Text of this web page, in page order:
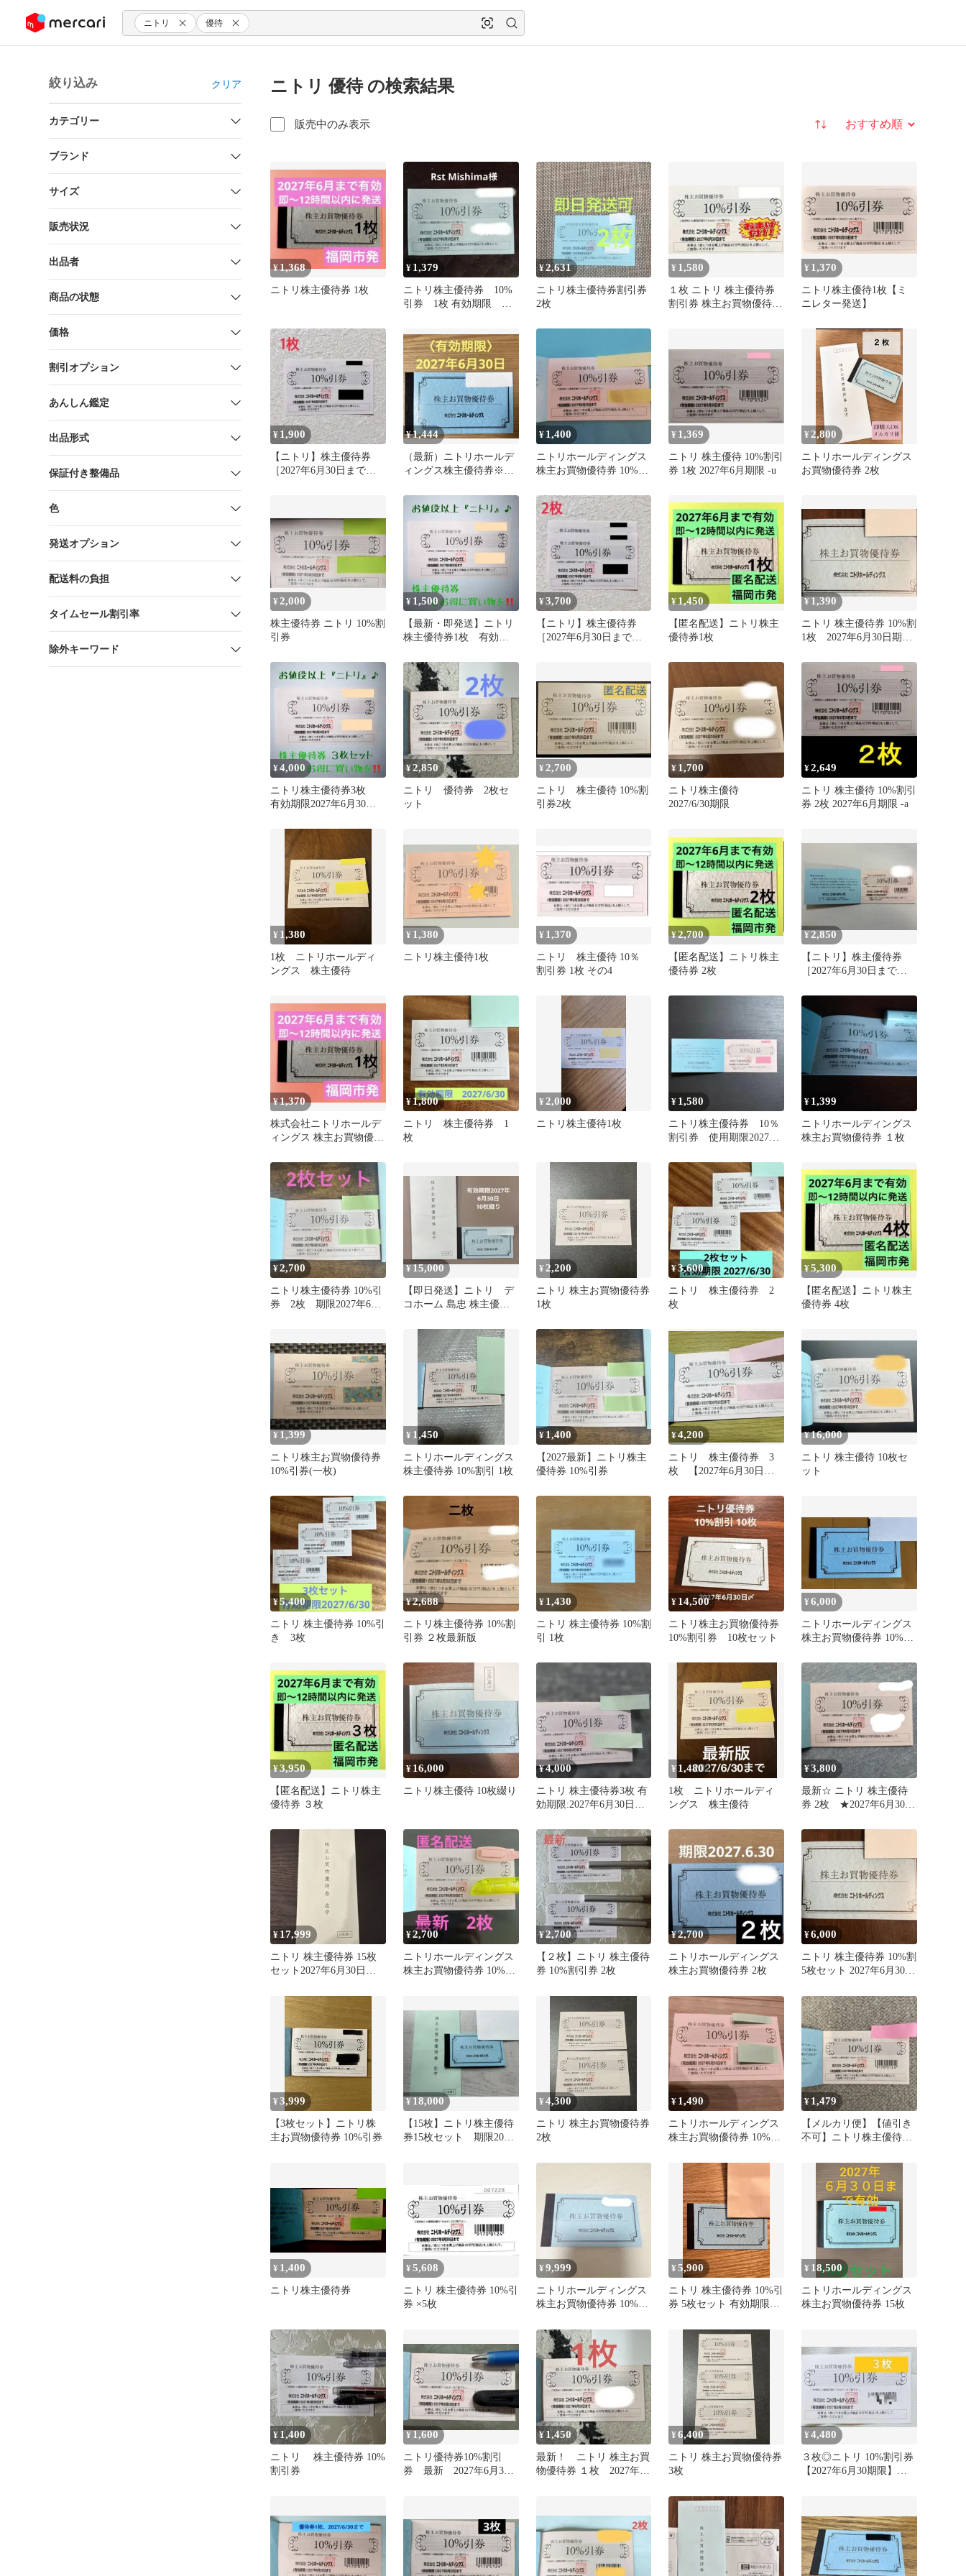
ツにスキップ ニトリ 優待
絞り込み クリア
カテゴリー
ブランド
サイズ
販売状況
出品者
商品の状態
価格
割引オプション
あんしん鑑定
出品形式
保証付き整備品
色
発送オプション
配送料の負担
タイムセール割引率
除外キーワード
ニトリ 優待 の検索結果
販売中のみ表示 並び替え
¥1,368
ニトリ株主優待券 1枚
¥ 1,379
ニトリ株主優待券 10%
引券 1枚 有効期限
¥2,631
ニトリ株主優待券割引券
2枚
¥ 1,580
１枚 ニトリ 株主優待券
割引券 株主お買物優待券
¥ 1,370
ニトリ株主優待1枚【ミ
ニレター発送】
¥ 1,900
【ニトリ】株主優待券
［2027年6月30日まで］1
¥1,444
（最新）ニトリホールデ
ィングス株主優待券※期
¥ 1,400
ニトリホールディングス
株主お買物優待券 10%引
¥ 1,369
ニトリ 株主優待 10%割引
券 1枚 2027年6月期限 -u
¥ 2,800
ニトリホールディングス
お買物優待券 2枚
¥ 2,000
株主優待券 ニトリ 10%割
引券
¥ 1,500
【最新・即発送】ニトリ
株主優待券1枚 有効期
¥3,700
【ニトリ】株主優待券
［2027年6月30日まで］2
¥ 1,450
【匿名配送】ニトリ株主
優待券1枚
¥ 1,390
ニトリ 株主優待券 10%割
1枚 2027年6月30日期限
¥4,000
ニトリ株主優待券3枚
有効期限2027年6月30日
¥2,850
ニトリ 優待券 2枚セ
ット
¥ 2,700
ニトリ 株主優待 10%割
引券2枚
¥ 1,700
ニトリ株主優待
2027/6/30期限
¥2,649
ニトリ 株主優待 10%割引
券 2枚 2027年6月期限 -a
¥ 1,380
1枚 ニトリホールディ
ングス 株主優待
¥ 1,380
ニトリ株主優待1枚
¥ 1,370
ニトリ 株主優待 10％
割引券 1枚 その4
¥2,700
【匿名配送】ニトリ株主
優待券 2枚
¥ 2,850
【ニトリ】株主優待券
［2027年6月30日まで］2
¥1,370
株式会社ニトリホールデ
ィングス 株主お買物優待
¥ 1,800
ニトリ 株主優待券 1
枚
¥ 2,000
ニトリ株主優待1枚
¥ 1,580
ニトリ株主優待券 10％
割引券 使用期限2027年
円
¥ 1,399
ニトリホールディングス
株主お買物優待券 １枚
¥2,700
ニトリ株主優待券 10%引
券 2枚 期限2027年6月
¥15,000
【即日発送】ニトリ デ
コホーム 島忠 株主優待
¥ 2,200
ニトリ 株主お買物優待券
1枚
¥3,600
ニトリ 株主優待券 2
枚
¥5,300
【匿名配送】ニトリ株主
優待券 4枚
¥ 1,399
ニトリ株主お買物優待券
10%引券(一枚)
¥ 1,450
ニトリホールディングス
株主優待券 10%割引 1枚
¥ 1,400
【2027最新】ニトリ株主
優待券 10%引券
¥4,200
ニトリ 株主優待券 3
枚 【2027年6月30日
¥16,000
ニトリ 株主優待 10枚セ
ット
¥5,400
ニトリ 株主優待券 10%引
き 3枚
¥2,688
ニトリ株主優待券 10%割
引券 ２枚最新版
¥ 1,430
ニトリ 株主優待券 10%割
引 1枚
¥ 14,500
ニトリ株主お買物優待券
10%割引券 10枚セット
¥6,000
ニトリホールディングス
株主お買物優待券 10%割
¥3,950
【匿名配送】ニトリ株主
優待券 ３枚
¥ 16,000
ニトリ株主優待 10枚綴り
¥4,000
ニトリ 株主優待券3枚 有
効期限:2027年6月30日ま
¥ 1,480
1枚 ニトリホールディ
ングス 株主優待
¥3,800
最新☆ ニトリ 株主優待
券 2枚 ★2027年6月30日
¥ 17,999
ニトリ 株主優待券 15枚
セット2027年6月30日ま
¥2,700
ニトリホールディングス
株主お買物優待券 10%引
¥2,700
【２枚】ニトリ 株主優待
券 10%割引券 2枚
¥2,700
ニトリホールディングス
株主お買物優待券 2枚
¥6,000
ニトリ 株主優待券 10%割
5枚セット 2027年6月30日
¥3,999
【3枚セット】ニトリ株
主お買物優待券 10%引券
¥ 18,000
【15枚】ニトリ株主優待
券15枚セット 期限2027
¥4,300
ニトリ 株主お買物優待券
2枚
¥ 1,490
ニトリホールディングス
株主お買物優待券 10%引
¥ 1,479
【メルカリ便】【値引き
不可】ニトリ株主優待
¥ 1,400
ニトリ株主優待券
¥5,608
ニトリ 株主優待券 10%引
券 ×5枚
¥9,999
ニトリホールディングス
株主お買物優待券 10%割
¥5,900
ニトリ 株主優待券 10%引
券 5枚セット 有効期限
¥ 18,500
ニトリホールディングス
株主お買物優待券 15枚
¥1,400
ニトリ 株主優待券 10%
割引券
¥ 1,600
ニトリ優待券10%割引
券 最新 2027年6月30
¥ 1,450
最新！ ニトリ 株主お買
物優待券 １枚 2027年6
¥6,400
ニトリ 株主お買物優待券
3枚
¥4,480
３枚◎ニトリ 10%割引券
【2027年6月30期限】お